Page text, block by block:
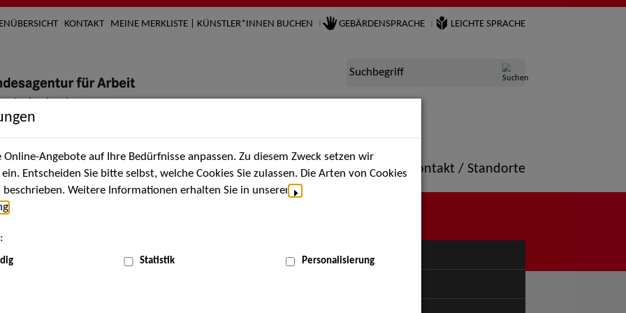
KONTAKT MEINE MERKLISTE | KÜNSTLER*INNEN BUCHEN GEBÄRDENSPRACHE LEICHTE SPRACHE
Suchbegriff
Künstler*innen Über uns Aktuelles Termine Portfolio Kontakt / Standorte
MENÜ
Angebote auf Ihre Bedürfnisse anpassen. Zu diesem Zweck setzen wir
Entscheiden Sie bitte selbst, welche Cookies Sie zulassen. Die Arten von Cookies
Weitere Informationen erhalten Sie in unserer
Statistik Personalisierung